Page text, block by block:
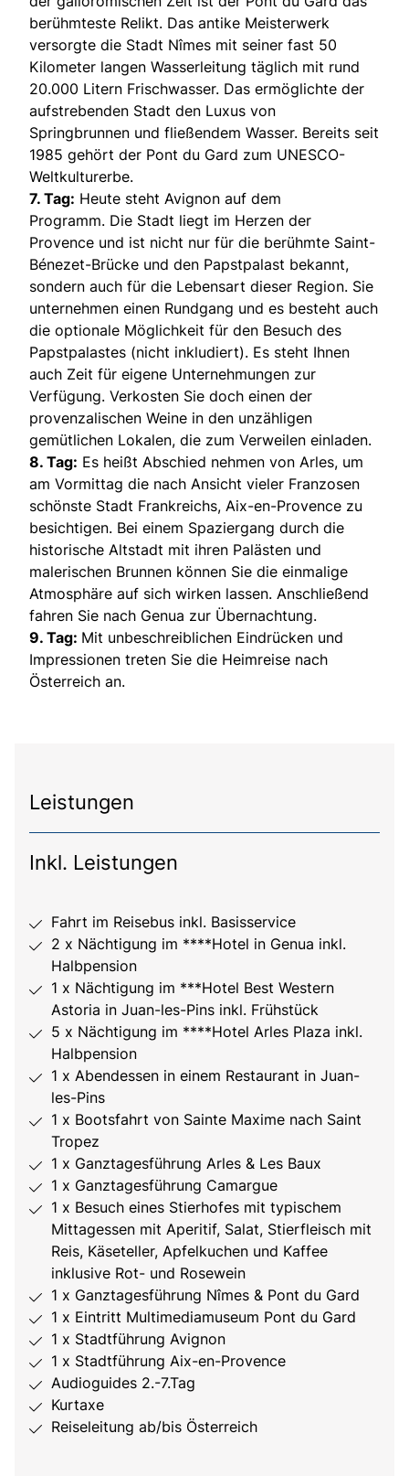
berühmteste Relikt. Das antike Meisterwerk
versorgte die Stadt Nîmes mit seiner fast 50
Kilometer langen Wasserleitung täglich mit rund
20.000 Litern Frischwasser. Das ermöglichte der
aufstrebenden Stadt den Luxus von
Springbrunnen und fließendem Wasser. Bereits seit
1985 gehört der Pont du Gard zum UNESCO-
Weltkulturerbe.
7. Tag: Heute steht Avignon auf dem
Programm. Die Stadt liegt im Herzen der
Provence und ist nicht nur für die berühmte Saint-
Bénezet-Brücke und den Papstpalast bekannt,
sondern auch für die Lebensart dieser Region. Sie
unternehmen einen Rundgang und es besteht auch
die optionale Möglichkeit für den Besuch des
Papstpalastes (nicht inkludiert). Es steht Ihnen
auch Zeit für eigene Unternehmungen zur
Verfügung. Verkosten Sie doch einen der
provenzalischen Weine in den unzähligen
gemütlichen Lokalen, die zum Verweilen einladen.
8. Tag: Es heißt Abschied nehmen von Arles, um
am Vormittag die nach Ansicht vieler Franzosen
schönste Stadt Frankreichs, Aix-en-Provence zu
besichtigen. Bei einem Spaziergang durch die
historische Altstadt mit ihren Palästen und
malerischen Brunnen können Sie die einmalige
Atmosphäre auf sich wirken lassen. Anschließend
fahren Sie nach Genua zur Übernachtung.
9. Tag: Mit unbeschreiblichen Eindrücken und
Impressionen treten Sie die Heimreise nach
Österreich an.
Leistungen
Inkl. Leistungen
Fahrt im Reisebus inkl. Basisservice
2 x Nächtigung im ****Hotel in Genua inkl.
Halbpension
1 x Nächtigung im ***Hotel Best Western
Astoria in Juan-les-Pins inkl. Frühstück
5 x Nächtigung im ****Hotel Arles Plaza inkl.
Halbpension
1 x Abendessen in einem Restaurant in Juan-
les-Pins
1 x Bootsfahrt von Sainte Maxime nach Saint
Tropez
1 x Ganztagesführung Arles & Les Baux
1 x Ganztagesführung Camargue
1 x Besuch eines Stierhofes mit typischem
Mittagessen mit Aperitif, Salat, Stierfleisch mit
Reis, Käseteller, Apfelkuchen und Kaffee
inklusive Rot- und Rosewein
1 x Ganztagesführung Nîmes & Pont du Gard
1 x Eintritt Multimediamuseum Pont du Gard
1 x Stadtführung Avignon
1 x Stadtführung Aix-en-Provence
Audioguides 2.-7.Tag
Kurtaxe
Reiseleitung ab/bis Österreich